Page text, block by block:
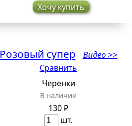
Хочу купить
Розовый супер Видео >>
Сравнить
Черенки
В наличии
130 ₽
шт.